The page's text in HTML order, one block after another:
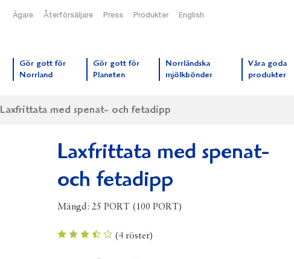
Ägare Återförsäljare Press Produkter English
Gör gott för
Norrland
Gör gott för
Planeten
Norrländska
mjölkbönder
Våra goda
produkter
Laxfrittata med spenat- och fetadipp
Laxfrittata med spenat-
och fetadipp
Mängd:25 PORT (100 PORT)
(4 röster)